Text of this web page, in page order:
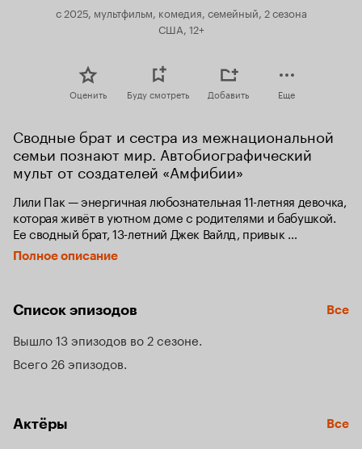
с 2025, мультфильм, комедия, семейный, 2 сезона
США, 12+
Оценить Буду смотреть Добавить Еще
Сводные брат и сестра из межнациональной
семьи познают мир. Автобиографический
мульт от создателей «Амфибии»
Лили Пак — энергичная любознательная 11-летняя девочка,
которая живёт в уютном доме с родителями и бабушкой.
Ее сводный брат, 13-летний Джек Вайлд, привык
к постоянным переездам с мамой, занимающейся
кинодокументалистикой. Когда Джек на лето переезжает
и находить общий язык, несмотря на разницу
Полное описание
Список эпизодов Все
Вышло 13 эпизодов во 2 сезоне
Всего 26 эпизодов
Актёры Все